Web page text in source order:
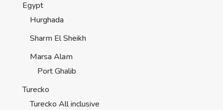
Egypt
Hurghada
Sharm El Sheikh
Marsa Alam
Port Ghalib
Turecko
Turecko All inclusive